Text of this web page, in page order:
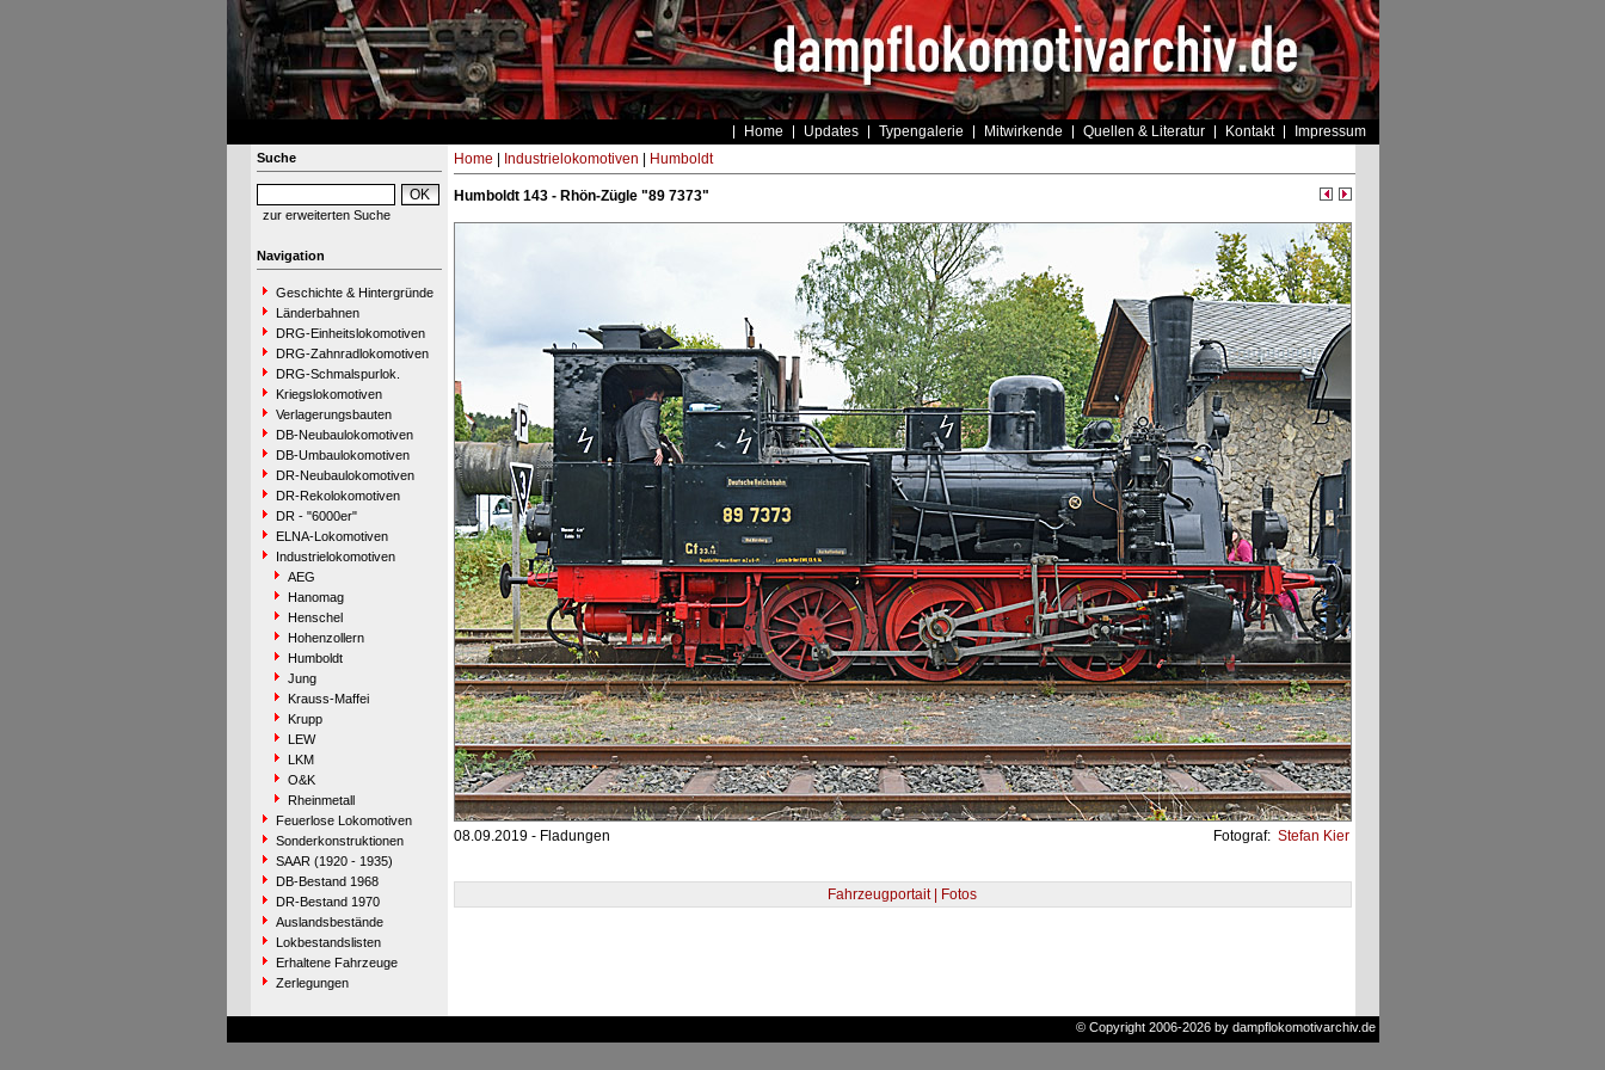
Home Updates Typengalerie Mitwirkende Quellen & Literatur Kontakt Impressum
Suche
zur erweiterten Suche
Navigation
Geschichte & Hintergründe
Länderbahnen
DRG-Einheitslokomotiven
DRG-Zahnradlokomotiven
DRG-Schmalspurlok.
Kriegslokomotiven
Verlagerungsbauten
DB-Neubaulokomotiven
DB-Umbaulokomotiven
DR-Neubaulokomotiven
DR-Rekolokomotiven
DR - "6000er"
ELNA-Lokomotiven
Industrielokomotiven
AEG
Hanomag
Henschel
Hohenzollern
Humboldt
Jung
Krauss-Maffei
Krupp
LEW
LKM
O&K
Rheinmetall
Feuerlose Lokomotiven
Sonderkonstruktionen
SAAR (1920 - 1935)
DB-Bestand 1968
DR-Bestand 1970
Auslandsbestände
Lokbestandslisten
Erhaltene Fahrzeuge
Zerlegungen
Home Industrielokomotiven Humboldt
Humboldt 143 - Rhön-Zügle "89 7373"
08.09.2019 - Fladungen Fotograf: Stefan Kier
Fahrzeugportait | Fotos
© Copyright 2006-2026 by dampflokomotivarchiv.de